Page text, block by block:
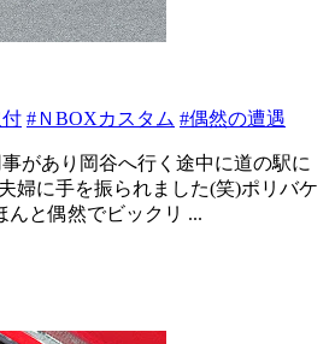
#ＮBOXカスタム #偶然の遭遇
があり岡谷へ行く途中に道の駅に
婦に手を振られました(笑)ポリバケ
んと偶然でビックリ ...